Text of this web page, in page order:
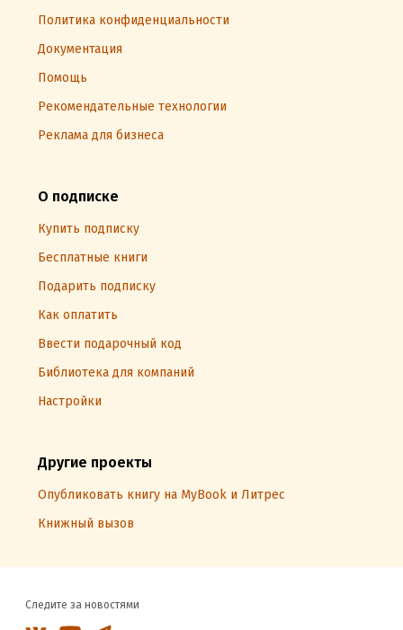
Политика конфиденциальности
Документация
Помощь
Рекомендательные технологии
Реклама для бизнеса
О подписке
Купить подписку
Бесплатные книги
Подарить подписку
Как оплатить
Ввести подарочный код
Библиотека для компаний
Настройки
Другие проекты
Опубликовать книгу на MyBook и Литрес
Книжный вызов
Следите за новостями